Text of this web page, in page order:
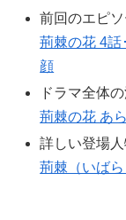
前回のエピソ
荊棘の花 4話
顔
ドラマ全体
荊棘の花 あ
詳しい登場
荊棘（いば